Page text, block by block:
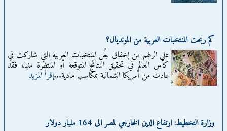
كم ربحت المنتخبات العربية من المونديال؟
على الرغم من إخفاق جُل المنتخبات العربية التي شاركت في
كأس العالم في تحقيق النتائج المتوقعة أو المنتظرة منها، فقد
عادت من أمريكا الشمالية بمكاسب مادية...إقرأ المزيد
وزارة التخطيط: ارتفاع الدين الخارجي لمصر الى 164 مليار دولار